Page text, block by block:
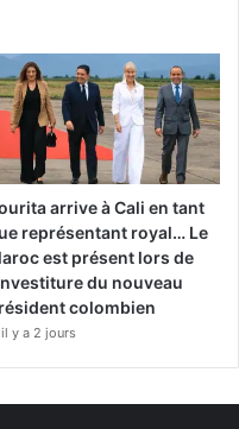
arrive à Cali en tant
représentant royal… Le
est présent lors de
du nouveau
colombien
il y a 2 jours